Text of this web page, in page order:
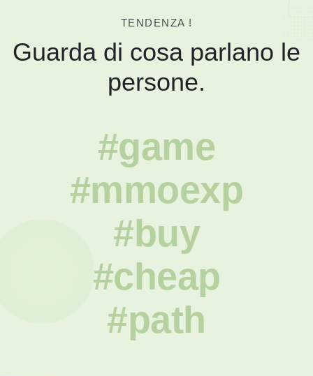
TENDENZA !
Guarda di cosa parlano le
persone.
#game
#mmoexp
#buy
#cheap
#path